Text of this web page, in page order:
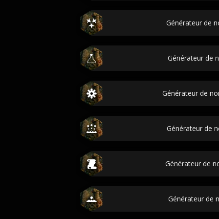
Générateur de
Générateur de
Générateur de
Générateur de
Générateur de
Générateur de